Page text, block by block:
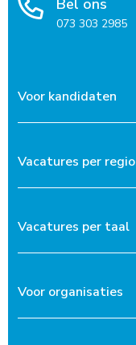
Bel ons
073 303 2985
Voor kandidaten
Vacatures per regio
Vacatures per taal
Voor organisaties